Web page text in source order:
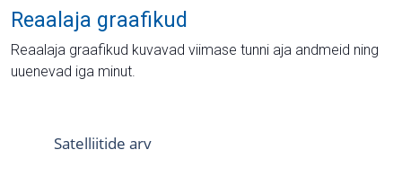
Reaalaja graafikud
Reaalaja graafikud kuvavad viimase tunni aja andmeid ning
uuenevad iga minut.